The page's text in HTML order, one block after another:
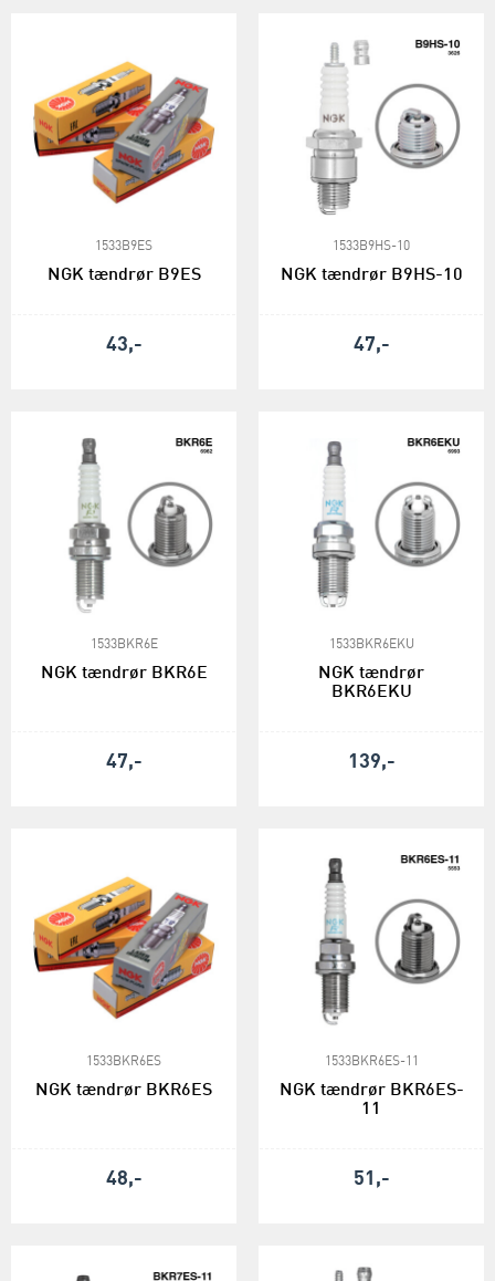
1533B9ES
NGK tændrør B9ES
43,-
1533B9HS-10
NGK tændrør B9HS-10
47,-
1533BKR6E
NGK tændrør BKR6E
47,-
1533BKR6EKU
NGK tændrør
BKR6EKU
139,-
1533BKR6ES
NGK tændrør BKR6ES
48,-
1533BKR6ES-11
NGK tændrør BKR6ES-
11
51,-